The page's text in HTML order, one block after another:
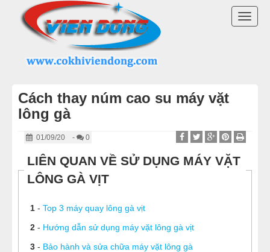
Cách thay núm cao su máy vặt
lông gà
01/09/20 - 0
LIÊN QUAN VỀ SỬ DỤNG MÁY VẶT
LÔNG GÀ VỊT
1- Top 3 máy quay lông gà vịt
2- Hướng dẫn sử dụng máy vặt lông gà vịt
3- Bảo hành và sửa chữa máy vặt lông gà
DANH MỤC SẢN PHẨM
MÁY THỰC PHẨM CÔNG NGHIỆP
MÁY VẶT LÔNG GÀ VIỆT NAM
MÁY VẶT LÔNG GÀ VỊT TRUNG QUỐC
MÁY VẶT LÔNG GIA CẦM
LINH KIỆN MÁY VẶT LÔNG GÀ
LÒ QUAY VỊT